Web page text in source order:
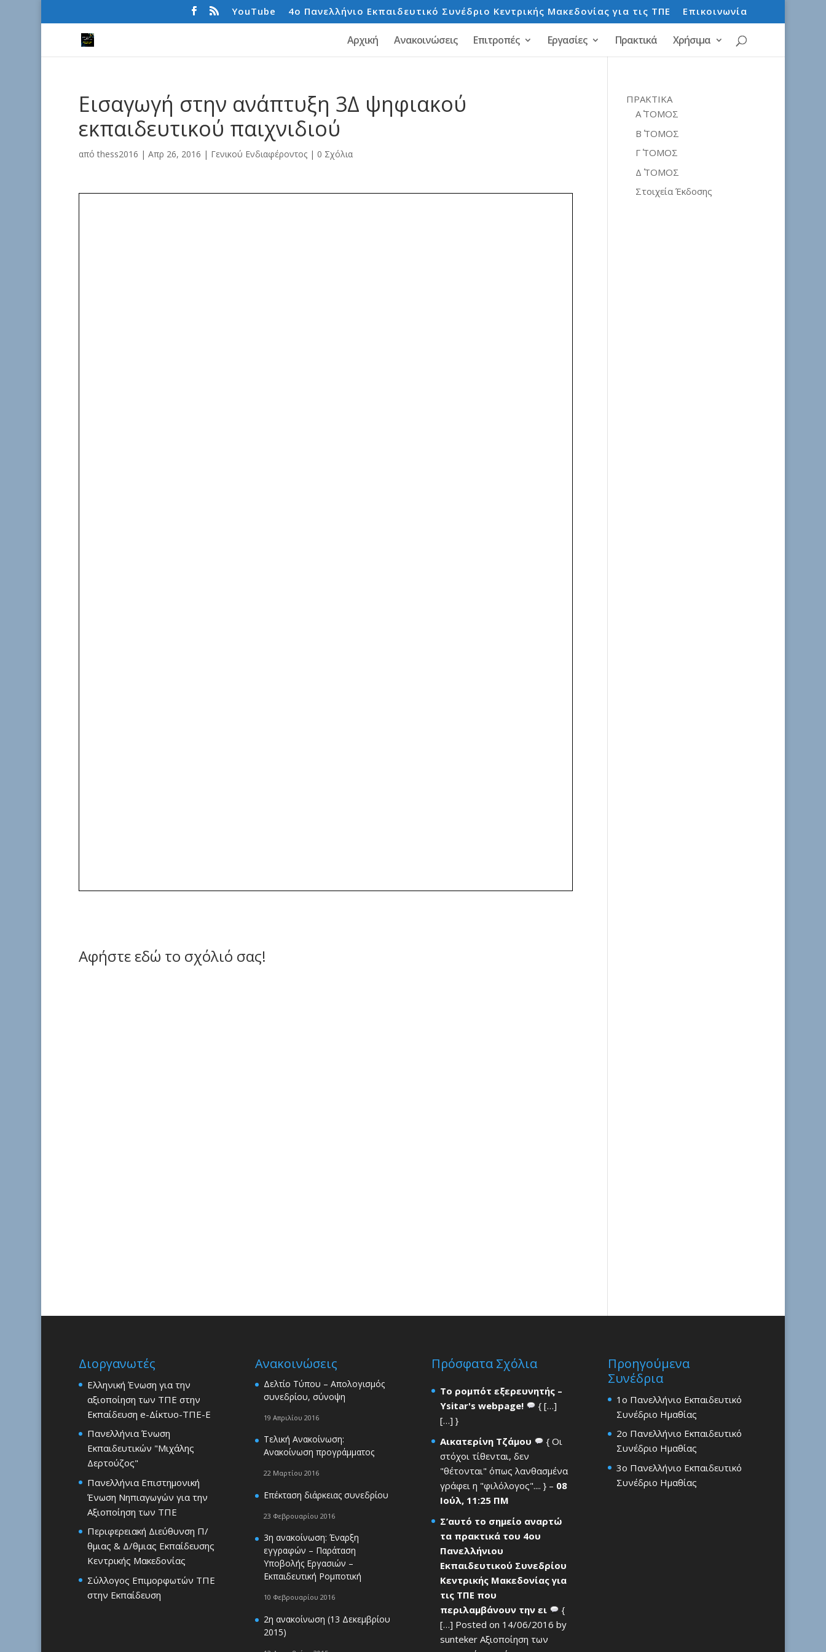
YouTube 4o Πανελλήνιο Εκπαιδευτικό Συνέδριο Κεντρικής Μακεδονίας για τις ΤΠΕ Επικοινωνία
Αρχική Ανακοινώσεις Επιτροπές Εργασίες Πρακτικά Χρήσιμα
Εισαγωγή στην ανάπτυξη 3Δ ψηφιακού
εκπαιδευτικού παιχνιδιού
απόthess2016 | Απρ 26, 2016 | Γενικού Ενδιαφέροντος| 0 Σχόλια
Αφήστε εδώ το σχόλιό σας!
ΠΡΑΚΤΙΚΑ
Α΄ ΤΟΜΟΣ
Β΄ ΤΟΜΟΣ
Γ΄ ΤΟΜΟΣ
Δ΄ ΤΟΜΟΣ
Στοιχεία Έκδοσης
Διοργανωτές
Ελληνική Ένωση για την
αξιοποίηση των ΤΠΕ στην
Εκπαίδευση e-Δίκτυο-ΤΠΕ-Ε
Πανελλήνια Ένωση
Εκπαιδευτικών "Μιχάλης
Δερτούζος"
Πανελλήνια Επιστημονική
Ένωση Νηπιαγωγών για την
Αξιοποίηση των ΤΠΕ
Περιφερειακή Διεύθυνση Π/
θμιας & Δ/θμιας Εκπαίδευσης
Κεντρικής Μακεδονίας
Σύλλογος Επιμορφωτών ΤΠΕ
στην Εκπαίδευση
Ανακοινώσεις
Δελτίο Τύπου – Απολογισμός
συνεδρίου, σύνοψη
19 Απριλίου 2016
Τελική Ανακοίνωση:
Ανακοίνωση προγράμματος
22 Μαρτίου 2016
Επέκταση διάρκειας συνεδρίου
23 Φεβρουαρίου 2016
3η ανακοίνωση: Έναρξη
εγγραφών – Παράταση
Υποβολής Εργασιών –
Εκπαιδευτική Ρομποτική
10 Φεβρουαρίου 2016
2η ανακοίνωση (13 Δεκεμβρίου
2015)
Πρόσφατα Σχόλια
Το ρομπότ εξερευνητής –
Ysitar's webpage!
{ […]
[…] }
Αικατερίνη Τζάμου
{ Οι
στόχοι τίθενται, δεν
"θέτονται" όπως λανθασμένα
γράφει η "φιλόλογος".... } – 08
Ιούλ, 11:25 ΠΜ
Σ’αυτό το σημείο αναρτώ
τα πρακτικά του 4ου
Πανελλήνιου
Εκπαιδευτικού Συνεδρίου
Κεντρικής Μακεδονίας για
τις ΤΠΕ που
περιλαμβάνουν την ει
{
[…] Posted on 14/06/2016 by
sunteker Αξιοποίηση των
Προηγούμενα
Συνέδρια
1ο Πανελλήνιο Εκπαιδευτικό
Συνέδριο Ημαθίας
2ο Πανελλήνιο Εκπαιδευτικό
Συνέδριο Ημαθίας
3ο Πανελλήνιο Εκπαιδευτικό
Συνέδριο Ημαθίας